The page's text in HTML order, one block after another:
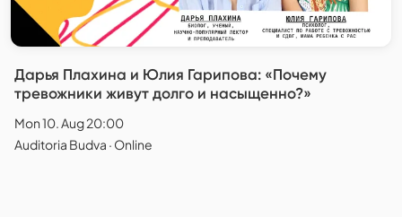
Дарья Плахина и Юлия Гарипова: «Почему
тревожники живут долго и насыщенно?»
Mon 10. Aug 20:00
Auditoria Budva · Online